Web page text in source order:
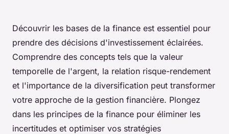
Découvrir les bases de la finance est essentiel pour
prendre des décisions d'investissement éclairées.
Comprendre des concepts tels que la valeur
temporelle de l'argent, la relation risque-rendement
et l'importance de la diversification peut transformer
votre approche de la gestion financière. Plongez
dans les principes de la finance pour éliminer les
incertitudes et optimiser vos stratégies